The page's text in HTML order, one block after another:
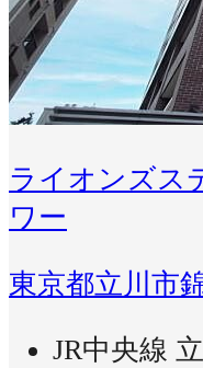
ライオンズス
ワー
東京都立川市
JR中央線